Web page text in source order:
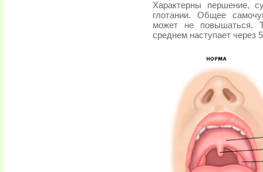
Характерны першение,
глотании. Общее
может не повышаться.
среднем наступает через